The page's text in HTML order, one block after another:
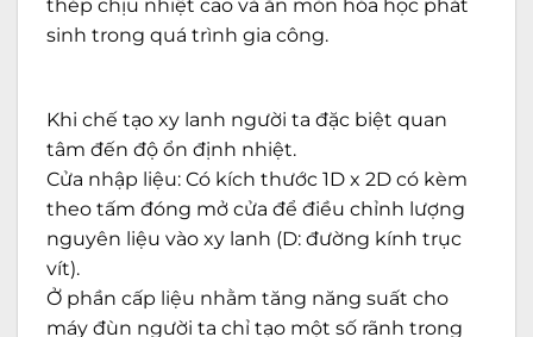
thép chịu nhiệt cao và ăn mòn hóa học phát
sinh trong quá trình gia công.
Khi chế tạo xy lanh người ta đặc biệt quan
tâm đến độ ổn định nhiệt.
Cửa nhập liệu: Có kích thước 1D x 2D có kèm
theo tấm đóng mở cửa để điều chỉnh lượng
nguyên liệu vào xy lanh (D: đường kính trục
vít).
Ở phần cấp liệu nhằm tăng năng suất cho
máy đùn người ta chỉ tạo một số rãnh trong